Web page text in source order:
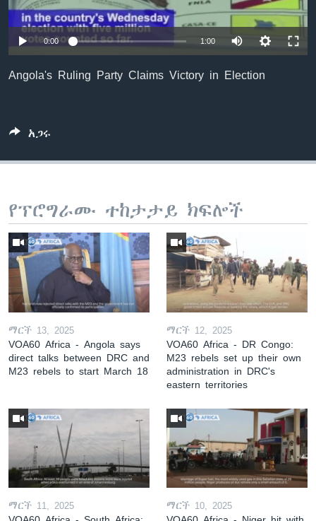
ቋንቋዎች
0:00 1:00
Angola's Ruling Party Claims Victory in Election
አጋሩ
የፕሮግራሙ ተከታታይ ክፍሎች
ማርች 13, 2025
VOA60 Africa - Angola says
direct talks between DRC and
M23 rebels to start March 18
ማርች 12, 2025
VOA60 Africa - DR Congo:
M23 rebels set up their own
administration in DRC's
eastern territories
ማርች 11, 2025 ማርች 10, 2025